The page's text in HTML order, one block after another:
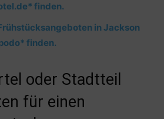
finden.
in Jackson
finden.
oder Stadtteil
für einen